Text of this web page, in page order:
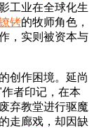
工业在全球化生
铐的牧师角色，
，实则被资本与
创作困境。延尚
者印记，在本
弃教堂进行驱魔
走廊戏，却因缺